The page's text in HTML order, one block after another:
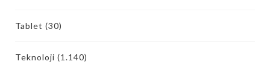
Tablet (30)
Teknoloji (1.140)